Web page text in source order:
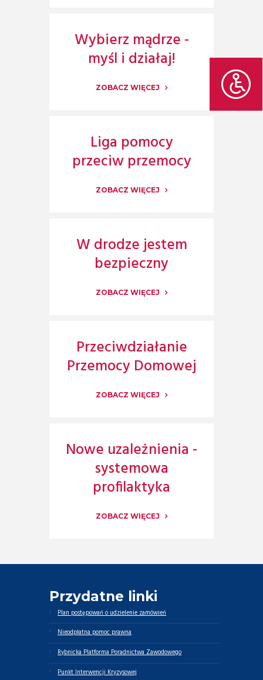
Wybierz mądrze -
myśl i działaj!
ZOBACZ WIĘCEJ
Liga pomocy
przeciw przemocy
ZOBACZ WIĘCEJ
W drodze jestem
bezpieczny
ZOBACZ WIĘCEJ
Przeciwdziałanie
Przemocy Domowej
ZOBACZ WIĘCEJ
Nowe uzależnienia -
systemowa
profilaktyka
ZOBACZ WIĘCEJ
Przydatne linki
Plan postępowań o udzielenie zamówień
Nieodpłatna pomoc prawna
Rybnicka Platforma Poradnictwa Zawodowego
Punkt Interwencji Kryzysowej